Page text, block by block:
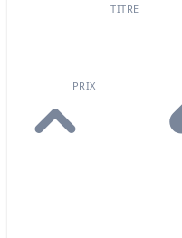
PRIX
TITRE